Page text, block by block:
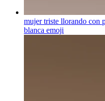
mujer triste llorando con
blanca emoji